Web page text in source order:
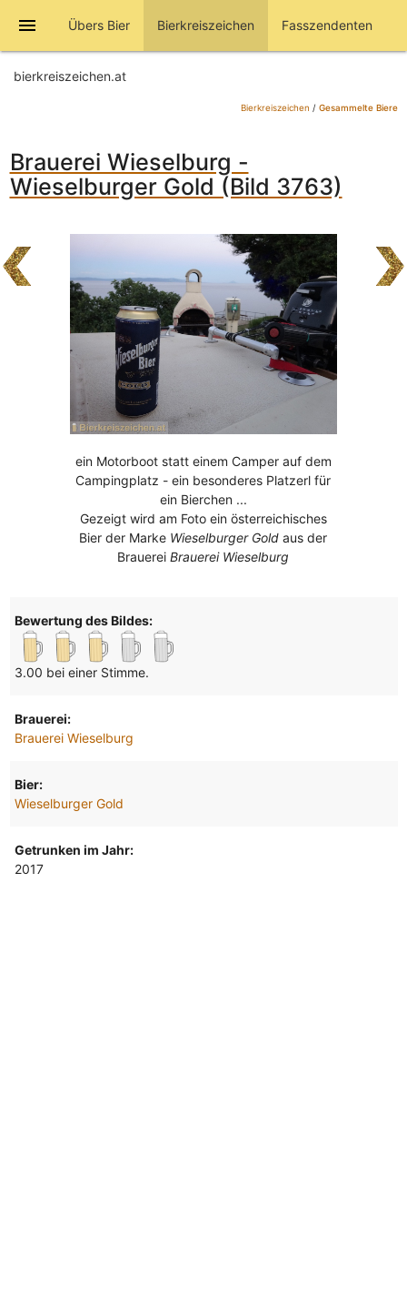
menu Übers Bier Bierkreiszeichen Fasszendenten
bierkreiszeichen.at
Bierkreiszeichen / Gesammelte Biere
Brauerei Wieselburg -
Wieselburger Gold (Bild 3763)
ein Motorboot statt einem Camper auf dem
Campingplatz - ein besonderes Platzerl für
ein Bierchen ...
Gezeigt wird am Foto ein österreichisches
Bier der Marke Wieselburger Gold aus der
BrauereiBrauerei Wieselburg
Bewertung des Bildes:
3.00 bei einer Stimme.
Brauerei:
Brauerei Wieselburg
Bier:
Wieselburger Gold
Getrunken im Jahr:
2017